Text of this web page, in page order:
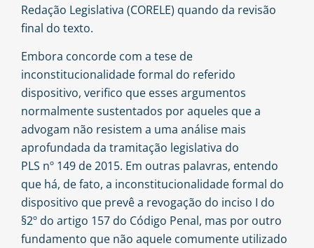
Redação Legislativa (CORELE) quando da revisão
final do texto.
Embora concorde com a tese de
inconstitucionalidade formal do referido
dispositivo, verifico que esses argumentos
normalmente sustentados por aqueles que a
advogam não resistem a uma análise mais
aprofundada da tramitação legislativa do
PLS nº 149 de 2015. Em outras palavras, entendo
que há, de fato, a inconstitucionalidade formal do
dispositivo que prevê a revogação do inciso I do
§2º do artigo 157 do Código Penal, mas por outro
fundamento que não aquele comumente utilizado